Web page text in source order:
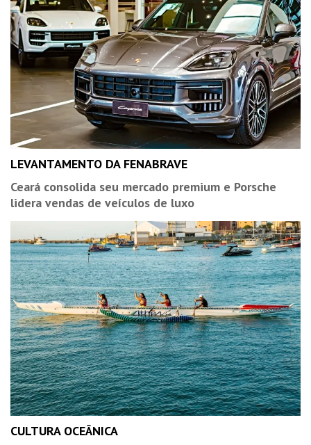
LEVANTAMENTO DA FENABRAVE
Ceará consolida seu mercado premium e Porsche
lidera vendas de veículos de luxo
CULTURA OCEÂNICA